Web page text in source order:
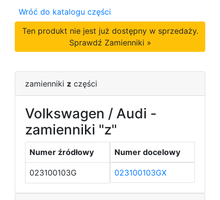
Wróć do katalogu części
Ten produkt nie jest już dostępny w sprzedaży.
Sprawdź Zamienniki »
zamienniki z części
Volkswagen / Audi -
zamienniki "z"
Numer źródłowy Numer docelowy
023100103G 023100103GX